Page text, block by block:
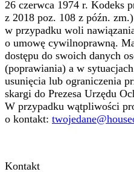
26 czerwca 1974 r. Kodeks
z 2018 poz. 108 z późn.
w przypadku woli
o umowę cywilnoprawną.
dostępu do swoich danych
(poprawiania) a w
usunięcia lub ograniczenia
skargi do Prezesa Urzędu
W przypadku wątpliwości
o kontakt:
Kontakt